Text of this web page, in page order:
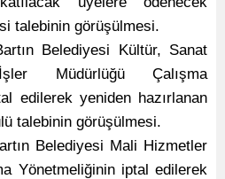
talebinin görüşülmesi.
Belediyesi Kültür, Sanat
Müdürlüğü Çalışma
edilerek yeniden hazırlanan
talebinin görüşülmesi.
Belediyesi Mali Hizmetler
Yönetmeliğinin iptal edilerek